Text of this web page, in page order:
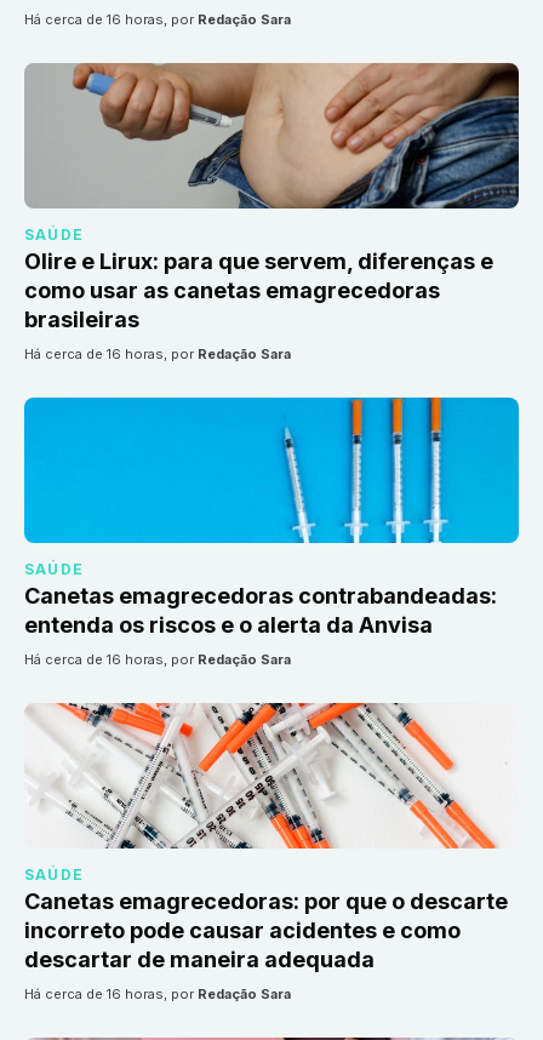
há cerca de 16 horas, por Redação Sara
SAÚDE
Olire e Lirux: para que servem, diferenças e
como usar as canetas emagrecedoras
brasileiras
há cerca de 16 horas, por Redação Sara
SAÚDE
Canetas emagrecedoras contrabandeadas:
entenda os riscos e o alerta da Anvisa
há cerca de 16 horas, por Redação Sara
SAÚDE
Canetas emagrecedoras: por que o descarte
incorreto pode causar acidentes e como
descartar de maneira adequada
há cerca de 16 horas, por Redação Sara